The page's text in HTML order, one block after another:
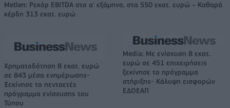
Metlen: Ρεκόρ EBITDA στο α' εξάμηνο, στα 550 εκατ. ευρώ – Καθαρά
κέρδη 313 εκατ. ευρώ
Χρηματοδότηση 8 εκατ. ευρώ
σε 843 μέσα ενημέρωσης-
Ξεκίνησε το πενταετές
πρόγραμμα ενίσχυσης του
Τύπου
Media: Με ενίσχυση 8 εκατ.
ευρώ σε 451 επιχειρήσεις
ξεκίνησε το πρόγραμμα
στήριξης- Κάλυψη εισφορών
ΕΔΟΕΑΠ